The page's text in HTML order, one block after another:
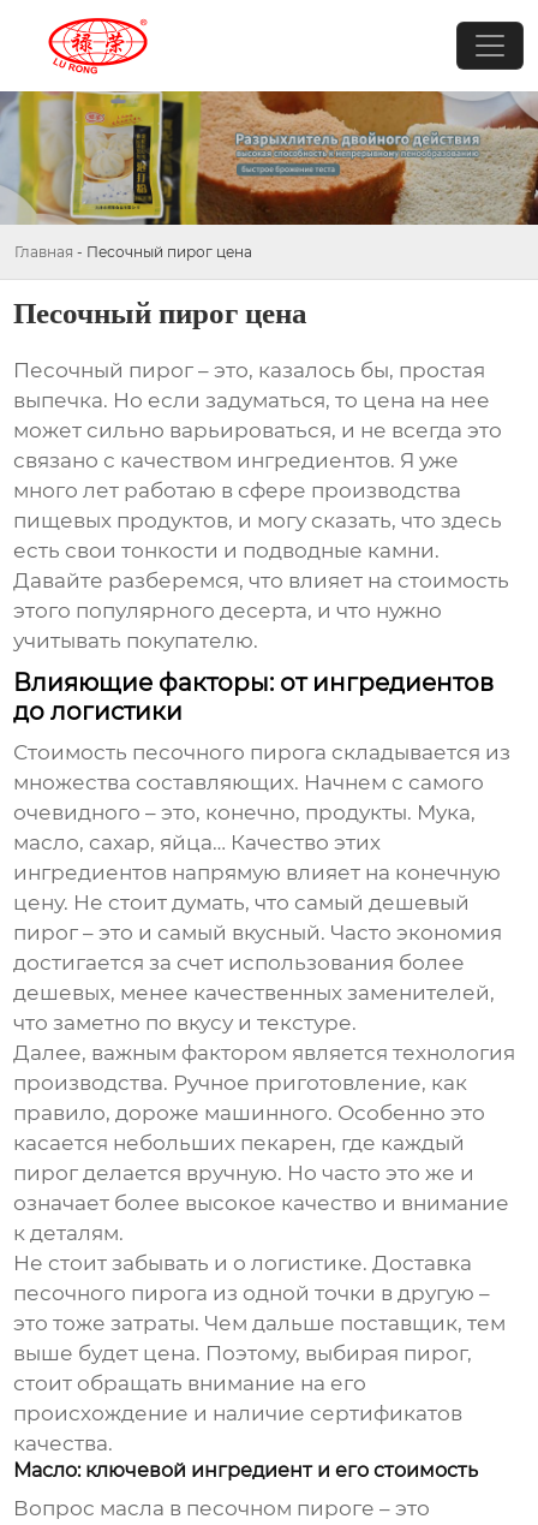
Главная - Песочный пирог цена
Песочный пирог цена
Песочный пирог – это, казалось бы, простая
выпечка. Но если задуматься, то цена на нее
может сильно варьироваться, и не всегда это
связано с качеством ингредиентов. Я уже
много лет работаю в сфере производства
пищевых продуктов, и могу сказать, что здесь
есть свои тонкости и подводные камни.
Давайте разберемся, что влияет на стоимость
этого популярного десерта, и что нужно
учитывать покупателю.
Влияющие факторы: от ингредиентов
до логистики
Стоимость песочного пирога складывается из
множества составляющих. Начнем с самого
очевидного – это, конечно, продукты. Мука,
масло, сахар, яйца… Качество этих
ингредиентов напрямую влияет на конечную
цену. Не стоит думать, что самый дешевый
пирог – это и самый вкусный. Часто экономия
достигается за счет использования более
дешевых, менее качественных заменителей,
что заметно по вкусу и текстуре.
Далее, важным фактором является технология
производства. Ручное приготовление, как
правило, дороже машинного. Особенно это
касается небольших пекарен, где каждый
пирог делается вручную. Но часто это же и
означает более высокое качество и внимание
к деталям.
Не стоит забывать и о логистике. Доставка
песочного пирога из одной точки в другую –
это тоже затраты. Чем дальше поставщик, тем
выше будет цена. Поэтому, выбирая пирог,
стоит обращать внимание на его
происхождение и наличие сертификатов
качества.
Масло: ключевой ингредиент и его стоимость
Вопрос масла в песочном пироге – это